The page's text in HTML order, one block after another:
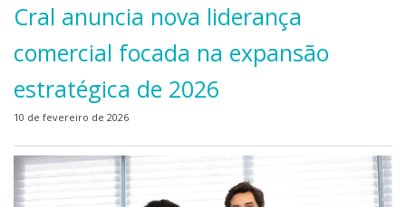
Cral anuncia nova liderança
comercial focada na expansão
estratégica de 2026
10 de fevereiro de 2026